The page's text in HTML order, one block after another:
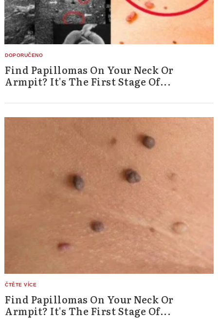
Find Papillomas On Your Neck Or
Armpit? It's The First Stage Of...
Find Papillomas On Your Neck Or
Armpit? It's The First Stage Of...